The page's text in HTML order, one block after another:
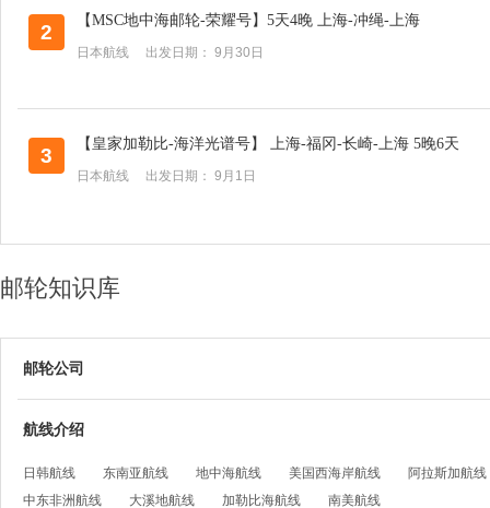
2
【MSC地中海邮轮-荣耀号】5天4晚 上海-冲绳-上海
日本航线 出发日期： 9月30日
3
【皇家加勒比-海洋光谱号】 上海-福冈-长崎-上海 5晚6天
日本航线 出发日期： 9月1日
邮轮知识库
邮轮公司
航线介绍
日韩航线 东南亚航线 地中海航线 美国西海岸航线
阿拉斯加航线
中东非洲航线
大溪地航线 加勒比海航线 南美航线